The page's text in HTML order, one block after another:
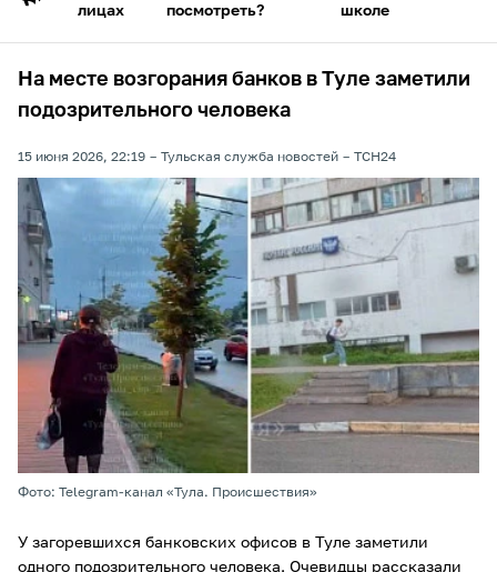
лицах
посмотреть?
школе
На месте возгорания банков в Туле заметили
подозрительного человека
15 июня 2026, 22:19 Тульская служба новостей ТСН24
Фото: Telegram-канал «Тула. Происшествия»
У загоревшихся банковских офисов в Туле заметили
одного подозрительного человека. Очевидцы рассказали